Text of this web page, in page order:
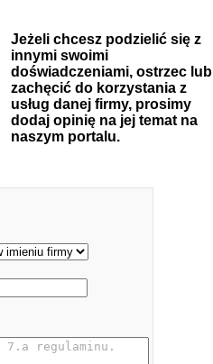
Jeżeli chcesz podzielić się z
innymi swoimi
doświadczeniami, ostrzec lub
zachęcić do korzystania z
usług danej firmy, prosimy
dodaj opinię na jej temat na
naszym portalu.